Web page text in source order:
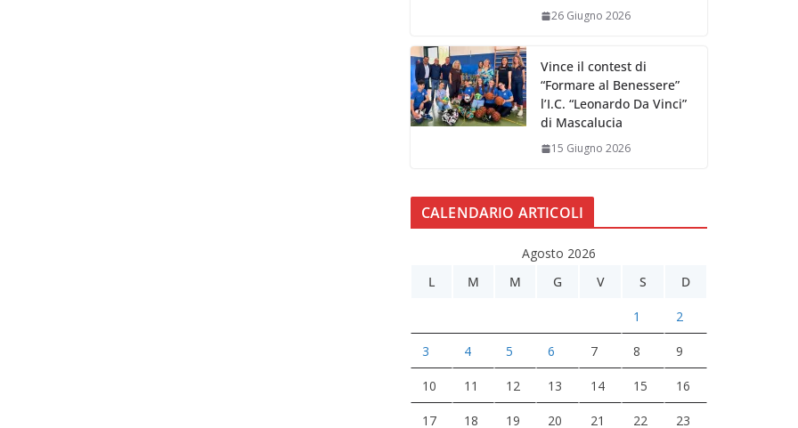
26 Giugno 2026
Vince il contest di
“Formare al Benessere”
l’I.C. “Leonardo Da Vinci”
di Mascalucia
15 Giugno 2026
CALENDARIO ARTICOLI
Agosto 2026
L
M M G V S D
1 2
3 4 5 6 7 8 9
10 11 12 13 14 15 16
17 18 19 20 21 22 23